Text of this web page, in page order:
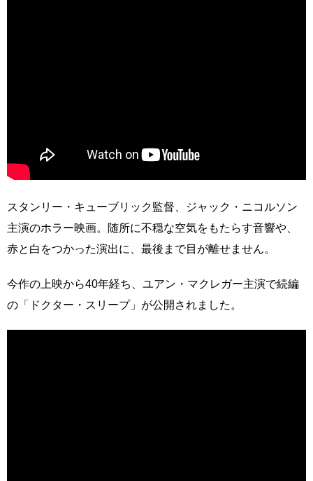
スタンリー・キューブリック監督、ジャック・ニコルソン
主演のホラー映画。随所に不穏な空気をもたらす音響や、
赤と白をつかった演出に、最後まで目が離せません。
今作の上映から40年経ち、ユアン・マクレガー主演で続編
の「ドクター・スリープ」が公開されました。